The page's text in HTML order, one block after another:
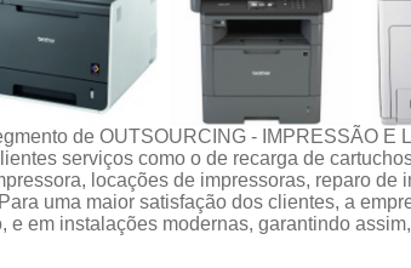
de OUTSOURCING - IMPRESSÃO E
serviços como o de recarga de
locações de impressoras, reparo de
uma maior satisfação dos clientes, a
e em instalações modernas, garantindo